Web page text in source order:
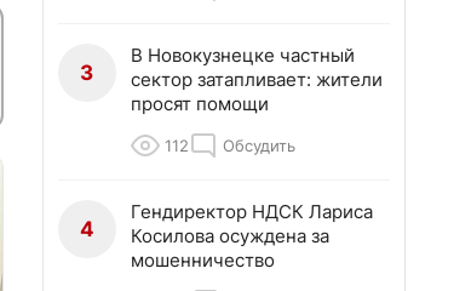
3
В Новокузнецке частный
сектор затапливает: жители
просят помощи
112 Обсудить
4
Гендиректор НДСК Лариса
Косилова осуждена за
мошенничество